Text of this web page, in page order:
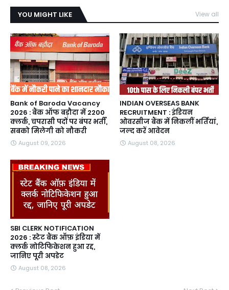
YOU MIGHT LIKE View all
Bank of Baroda Vacancy
2026 : बैंक ऑफ बड़ौदा में 2200
क्लर्क, चपरासी पदों पर बंपर भर्ती,
सबको मिलेगी को नौकरी
August 09, 2026
INDIAN OVERSEAS BANK
RECRUITMENT : इंडियन
ओवरसीज बैंक में निकलीं भर्तियां,
जल्द करें आवेदन
August 08, 2026
SBI CLERK NOTIFICATION
2026 : स्टेट बैंक ऑफ़ इंडिया में
क्लर्क नोटिफिकेशन हुआ रद्द,
जानिए पूरी अपडेट
August 08, 2026